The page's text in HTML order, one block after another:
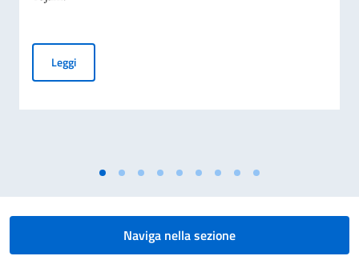
LeggiGiornata nazionale del sacrificio del lavoro italiano nel
Naviga nella sezione